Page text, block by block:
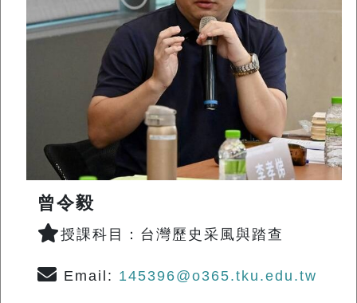
曾令毅
授課科目：台灣歷史采風與踏查
Email: 145396@o365.tku.edu.tw